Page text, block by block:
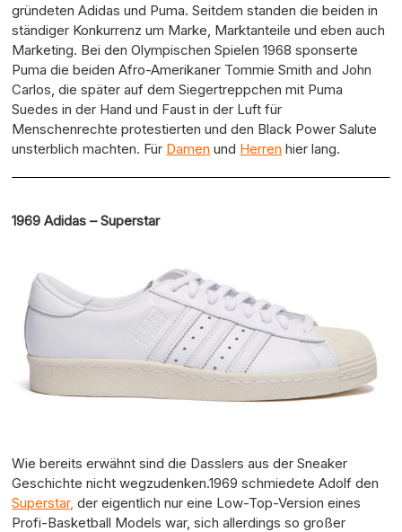
gründeten Adidas und Puma. Seitdem standen die beiden in
ständiger Konkurrenz um Marke, Marktanteile und eben auch
Marketing. Bei den Olympischen Spielen 1968 sponserte
Puma die beiden Afro-Amerikaner Tommie Smith and John
Carlos, die später auf dem Siegertreppchen mit Puma
Suedes in der Hand und Faust in der Luft für
Menschenrechte protestierten und den Black Power Salute
unsterblich machten. Für Damen und Herren hier lang.
1969 Adidas – Superstar
Wie bereits erwähnt sind die Dasslers aus der Sneaker
Geschichte nicht wegzudenken.1969 schmiedete Adolf den
Superstar, der eigentlich nur eine Low-Top-Version eines
Profi-Basketball Models war, sich allerdings so großer